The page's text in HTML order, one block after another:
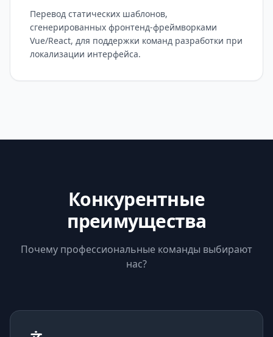
Перевод статических шаблонов,
сгенерированных фронтенд-фреймворками
Vue/React, для поддержки команд разработки при
локализации интерфейса.
Конкурентные
преимущества
Почему профессиональные команды выбирают
нас?